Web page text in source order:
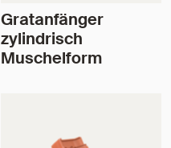
Gratanfänger
zylindrisch
Muschelform